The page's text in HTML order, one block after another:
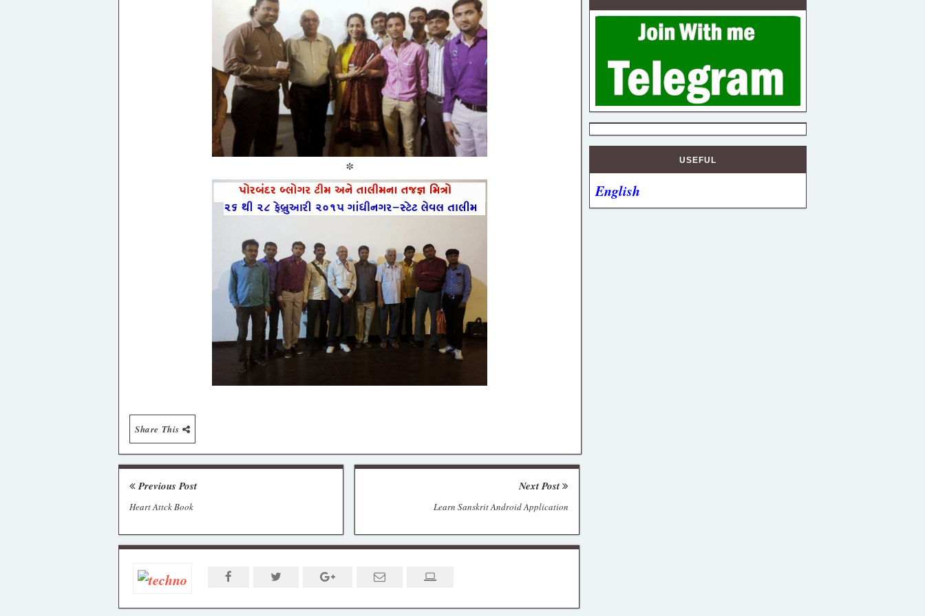
*
Share This
Previous Post
Heart Attck Book
Next Post
Learn Sanskrit Android Application
USEFUL
English